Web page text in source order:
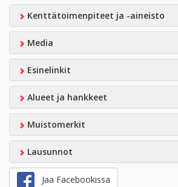
Kenttätoimenpiteet ja -aineisto
Media
Esinelinkit
Alueet ja hankkeet
Muistomerkit
Lausunnot
Jaa Facebookissa